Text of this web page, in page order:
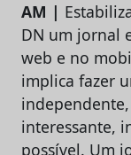
AM |
DN um jornal
web e no
implica fazer
interessante,
possível. Um